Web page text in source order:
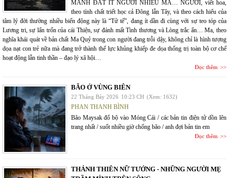
MẢNH ĐẤT ÍT NGƯỜI NHIỀU MA… NGƯỜI, viết hoa,
theo tính chất triết học cả Đông lẫn Tây, và theo cách hiểu của
tâm lý đời thường nhiều biến động này là “Tử tế”, đang ít dần đi cùng với sự teo tóp của
Lương tri, sự lẩn trốn của cái Thiện, sự đánh mất Tình thương và Lòng trắc ẩn… Ma, theo
nghĩa khái quát về bản chất Ma Quỷ trong con người đang trỗi dậy, không chỉ là hình tượng
dọa nạt con trẻ nữa mà đang trở thành thế lực khủng khiếp đe dọa thống trị toàn bộ cơ chế
hoạt động lẫn tinh thần – đạo lý xã hội…
Đọc thêm
BÃO Ở VÙNG BIÊN
22 Tháng Bảy 2026 10:23 CH (Xem: 1632)
PHAN THANH BÌNH
Bão Maysak đổ bộ vào Móng Cái / các bản tin điện tử dồn lên
trang nhất / suốt nhiều giờ chống bão / anh đợi bản tin em
Đọc thêm
THÁNH THIÊN NỮ TƯỚNG - NHỮNG NGƯỜI MẸ